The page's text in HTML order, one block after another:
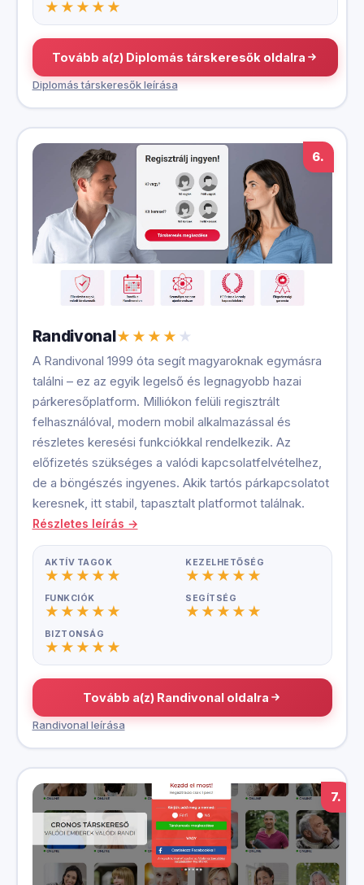
Tovább a(z) Diplomás társkeresők oldalra
Diplomás társkeresők leírása
6.
Randivonal
A Randivonal 1999 óta segít magyaroknak egymásra
találni – ez az egyik legelső és legnagyobb hazai
párkeresőplatform. Milliókon felüli regisztrált
felhasználóval, modern mobil alkalmazással és
részletes keresési funkciókkal rendelkezik. Az
előfizetés szükséges a valódi kapcsolatfelvételhez,
de a böngészés ingyenes. Akik tartós párkapcsolatot
keresnek, itt stabil, tapasztalt platformot találnak.
Részletes leírás →
AKTÍV TAGOK KEZELHETŐSÉG
FUNKCIÓK SEGÍTSÉG
BIZTONSÁG
Tovább a(z) Randivonal oldalra
Randivonal leírása
7.